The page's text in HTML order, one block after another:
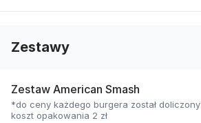
Zestawy
Zestaw American Smash
*do ceny każdego burgera został doliczony
koszt opakowania 2 zł